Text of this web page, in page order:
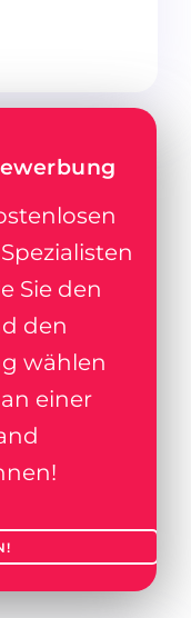
Sie den
den
wählen
einer